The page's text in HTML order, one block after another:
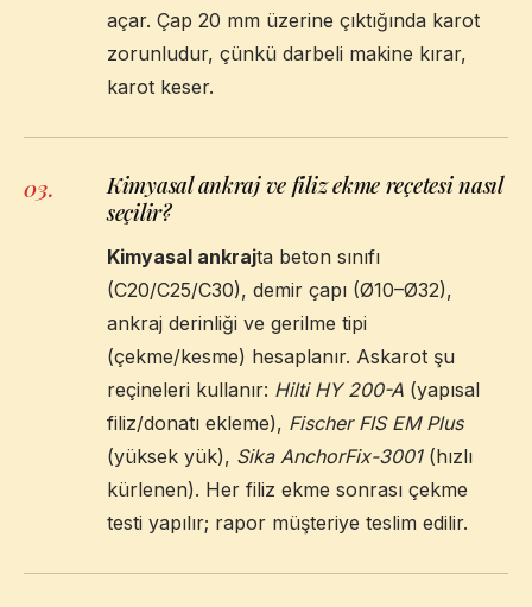
açar. Çap 20 mm üzerine çıktığında karot
zorunludur, çünkü darbeli makine kırar,
karot keser.
03.
Kimyasal ankraj ve filiz ekme reçetesi nasıl
seçilir?
Kimyasal ankrajta beton sınıfı
(C20/C25/C30), demir çapı (Ø10–Ø32),
ankraj derinliği ve gerilme tipi
(çekme/kesme) hesaplanır. Askarot şu
reçineleri kullanır: Hilti HY 200-A (yapısal
filiz/donatı ekleme), Fischer FIS EM Plus
(yüksek yük), Sika AnchorFix-3001(hızlı
kürlenen). Her filiz ekme sonrası çekme
testi yapılır; rapor müşteriye teslim edilir.